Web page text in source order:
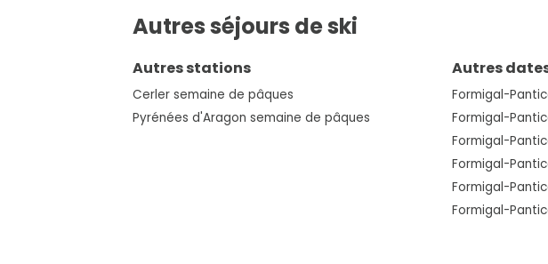
Autres séjours de ski
Autres stations
Cerler semaine de pâques
Pyrénées d'Aragon semaine de pâques
Autres
Formigal-
Formigal-
Formigal-
Formigal-
Formigal-
Formigal-